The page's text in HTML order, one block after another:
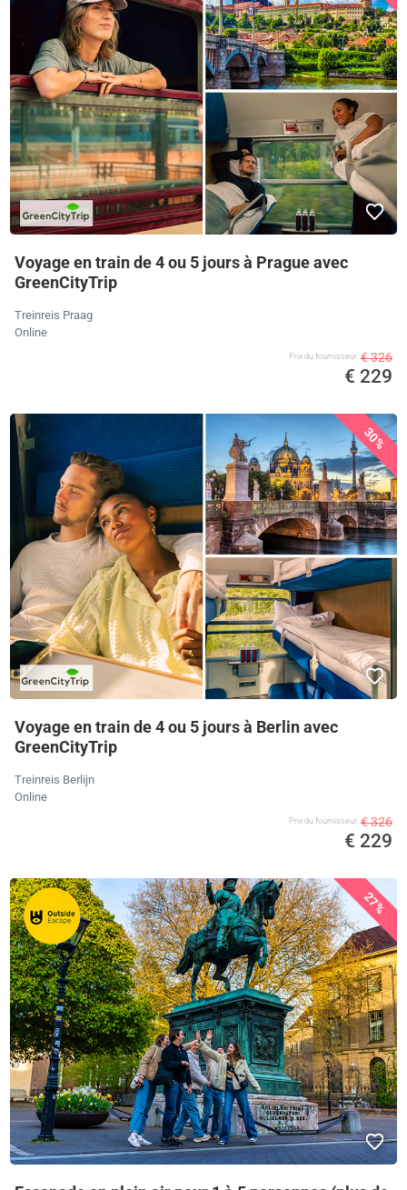
Voyage en train de 4 ou 5 jours à Prague avec
GreenCityTrip
Treinreis Praag
Online
Prix ​​du fournisseur € 326
€ 229
30%
Voyage en train de 4 ou 5 jours à Berlin avec
GreenCityTrip
Treinreis Berlijn
Online
Prix ​​du fournisseur € 326
€ 229
27%